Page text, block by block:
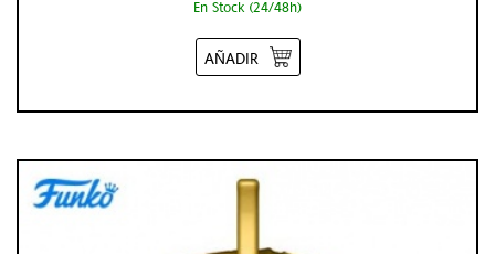
En Stock (24/48h)
AÑADIR